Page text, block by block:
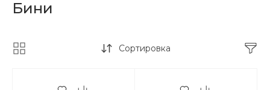
Бини
Сортировка